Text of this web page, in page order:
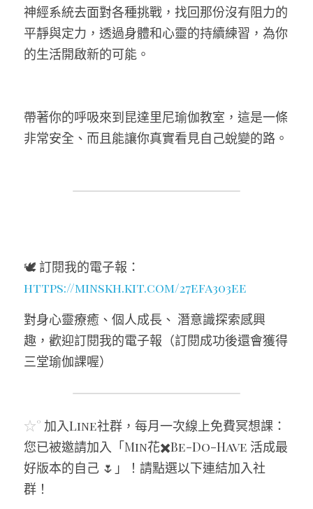
神經系統去面對各種挑戰，找回那份沒有阻力的
平靜與定力，透過身體和心靈的持續練習，為你
的生活開啟新的可能。
帶著你的呼吸來到昆達里尼瑜伽教室，這是一條
非常安全、而且能讓你真實看見自己蛻變的路。
🕊️ 訂閱我的電子報：
https://minskh.kit.com/27efa303ee
對身心靈療癒、個人成長、 潛意識探索感興
趣，歡迎訂閱我的電子報（訂閱成功後還會獲得
三堂瑜伽課喔）
☆° 加入Line社群，每月一次線上免費冥想課：
您已被邀請加入「Min花✖️Be-Do-Have 活成最
好版本的自己 🌷」！請點選以下連結加入社
群！